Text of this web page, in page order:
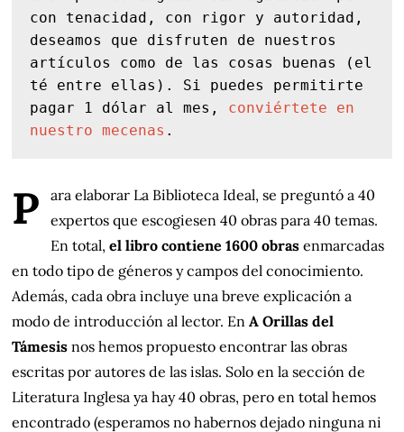
con tenacidad, con rigor y autoridad,
deseamos que disfruten de nuestros
artículos como de las cosas buenas (el
té entre ellas). Si puedes permitirte
pagar 1 dólar al mes, conviértete en
nuestro mecenas .
P
ara elaborar La Biblioteca Ideal, se preguntó a 40
expertos que escogiesen 40 obras para 40 temas.
En total,el libro contiene 1600 obras enmarcadas
en todo tipo de géneros y campos del conocimiento.
Además, cada obra incluye una breve explicación a
modo de introducción al lector. EnA Orillas del
Támesis nos hemos propuesto encontrar las obras
escritas por autores de las islas. Solo en la sección de
Literatura Inglesa ya hay 40 obras, pero en total hemos
encontrado (esperamos no habernos dejado ninguna ni